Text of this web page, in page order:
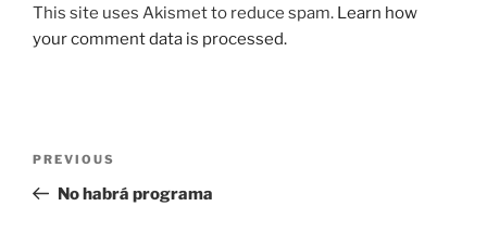
This site uses Akismet to reduce spam. Learn how
your comment data is processed.
Previous
Post
PREVIOUS
No habrá programa